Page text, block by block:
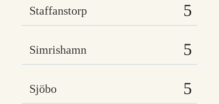
Staffanstorp
Simrishamn
Sjöbo